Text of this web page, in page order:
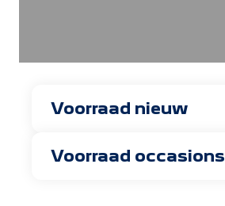
Voorraad nieuw
Voorraad occasions